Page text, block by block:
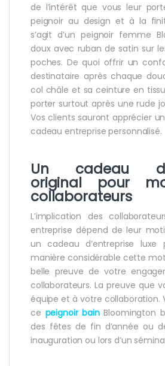
de l’intérêt que vous leur
peignoir au design et à la
s’agit d’un peignoir femme
doux avec ruban de satin sur
poches. De quoi offrir un
destinataire après chaque
col châle et sa ceinture en
porter surtout après une rude
Vos clients sauront apprécier
cadeau entreprise personnalisé.
Un cadeau
original pour
collaborateurs
L’implication des
entreprise dépend de leur
un cadeau d’entreprise
manière considérable cette
belle preuve de votre
collaborateurs. La preuve que
équipe et à votre collaboration.
ce peignoir bainBloomington
des fêtes de fin d’année ou
inauguration ou lors d’un